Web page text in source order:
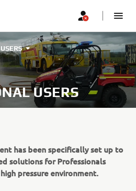
USERS
has been specifically set up to
solutions for Professionals
pressure environment.